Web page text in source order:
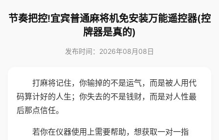
节奏把控!宜宾普通麻将机免安装万能遥控器(控
牌器是真的)
发布时间：2026年08月08日
打麻将记住，你输掉的不是运气，而是被人用代
码算计好的人生；你失去的不是钱财，而是对人性最
后那点信任。
若你在仪器使用上需要帮助，想获取一对一指